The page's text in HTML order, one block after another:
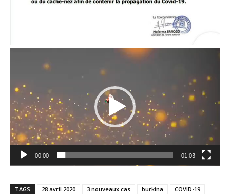
Lecteur
00:00 01:03
TAGS 28 avril 2020 3 nouveaux cas burkina COVID-19